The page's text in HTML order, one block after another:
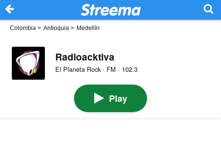
Colombia > Antioquia > Medellín
Radioacktiva
El Planeta Rock · FM · 102.3
Play